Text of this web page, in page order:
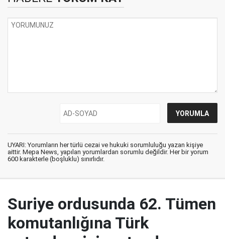
UYARI: Yorumların her türlü cezai ve hukuki sorumluluğu yazan kişiye
aittir. Mepa News, yapılan yorumlardan sorumlu değildir. Her bir yorum
600 karakterle (boşluklu) sınırlıdır.
Suriye ordusunda 62. Tümen
komutanlığına Türk